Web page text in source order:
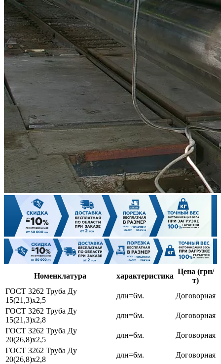
Номенклатура характеристика
Цена (грн/
т)
ГОСТ 3262 Труба Ду
15(21,3)х2,5
длн=6м.
Договорная
ГОСТ 3262 Труба Ду
15(21,3)х2,8
длн=6м.
Договорная
ГОСТ 3262 Труба Ду
20(26,8)х2,5
длн=6м.
Договорная
ГОСТ 3262 Труба Ду
20(26,8)х2,8
длн=6м.
Договорная